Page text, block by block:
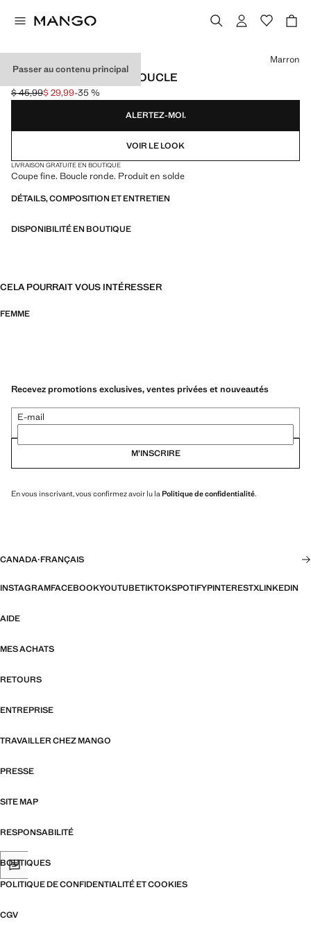
Passer au contenu principal
CEINTURE FINE MAXI BOUCLE
Prix initial barré [$ 45,99 ]
$ 45,99
Prix actuel [$ 29,99 ]
$ 29,99-35 %
Choisissez une couleur
Marron
ALERTEZ-MOI.
VOIR LE LOOK
LIVRAISON GRATUITE EN BOUTIQUE
Coupe fine. Boucle ronde. Produit en solde
DÉTAILS, COMPOSITION ET ENTRETIEN
DISPONIBILITÉ EN BOUTIQUE
CELA POURRAIT VOUS INTÉRESSER
FEMME
Recevez promotions exclusives, ventes privées et nouveautés
E-mail
M’INSCRIRE
En vous inscrivant, vous confirmez avoir lu la Politique de confidentialité.
CANADA·FRANÇAIS
INSTAGRAMFACEBOOKYOUTUBETIKTOKSPOTIFYPINTERESTXLINKEDIN
AIDE
MES ACHATS
RETOURS
ENTREPRISE
TRAVAILLER CHEZ MANGO
PRESSE
SITE MAP
RESPONSABILITÉ
BOUTIQUES
POLITIQUE DE CONFIDENTIALITÉ ET COOKIES
CGV